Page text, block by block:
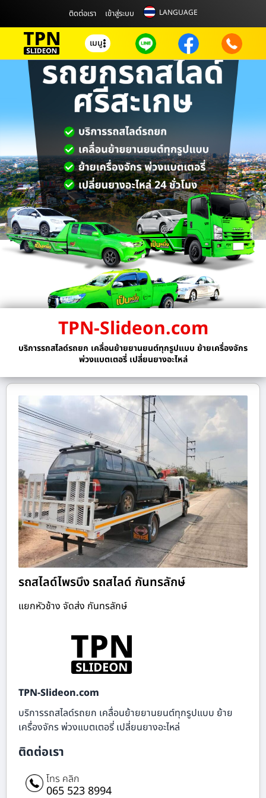
ติดต่อเรา เข้าสู่ระบบ LANGUAGE
เมนู
TPN-Slideon.com
บริการรถสไลด์รถยก เคลื่อนย้ายยานยนต์ทุกรูปแบบ ย้ายเครื่องจักร
พ่วงแบตเตอรี่ เปลี่ยนยางอะไหล่
รถสไลด์ไพรบึง รถสไลด์ กันทรลักษ์
แยกหัวช้าง จัดส่ง กันทรลักษ์
TPN-Slideon.com
บริการรถสไลด์รถยก เคลื่อนย้ายยานยนต์ทุกรูปแบบ ย้าย
เครื่องจักร พ่วงแบตเตอรี่ เปลี่ยนยางอะไหล่
ติดต่อเรา
โทร คลิก
065 523 8994